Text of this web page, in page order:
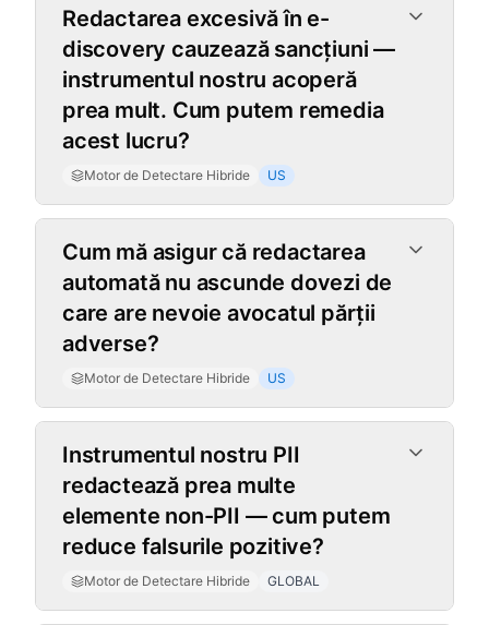
Redactarea excesivă în e-
discovery cauzează sancțiuni —
instrumentul nostru acoperă
prea mult. Cum putem remedia
acest lucru?
Motor de Detectare Hibride US
Cum mă asigur că redactarea
automată nu ascunde dovezi de
care are nevoie avocatul părții
adverse?
Motor de Detectare Hibride US
Instrumentul nostru PII
redactează prea multe
elemente non-PII — cum putem
reduce falsurile pozitive?
Motor de Detectare Hibride GLOBAL